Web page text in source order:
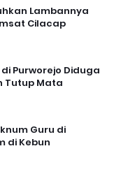
Lambannya
Cilacap
Purworejo Diduga
Tutup Mata
Guru di
di Kebun